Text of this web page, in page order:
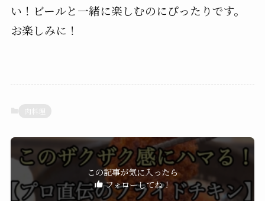
い！ビールと一緒に楽しむのにぴったりです。
お楽しみに！
肉料理
この記事が気に入ったら
フォローしてね！